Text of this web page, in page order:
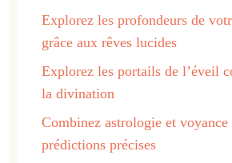
Explorez les profondeurs de
grâce aux rêves lucides
Explorez les portails de l’éveil
la divination
Combinez astrologie et voyance
prédictions précises